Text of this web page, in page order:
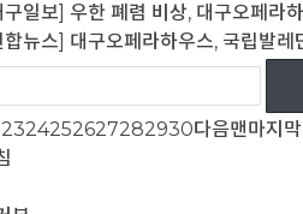
구일보] 우한 폐렴 비상, 대구오페라
합뉴스] 대구오페라하우스, 국립발레
2324252627282930다음맨마지막